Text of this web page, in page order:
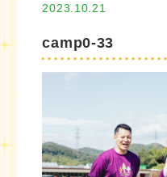
2023.10.21
camp0-33